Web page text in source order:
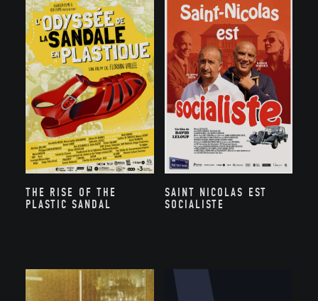
THE RISE OF THE
PLASTIC SANDAL
SAINT NICOLAS EST
SOCIALISTE